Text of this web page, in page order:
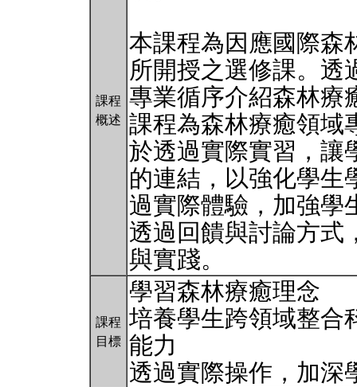
課程
概述
本課程為因應國際森
所開授之選修課。透
專業循序介紹森林療
課程為森林療癒領域
於透過實際實習，讓
的連結，以強化學生
過實際體驗，加強學
透過回饋與討論方式
與實踐。
課程
目標
學習森林療癒理念
培養學生跨領域整合
能力
透過實際操作，加